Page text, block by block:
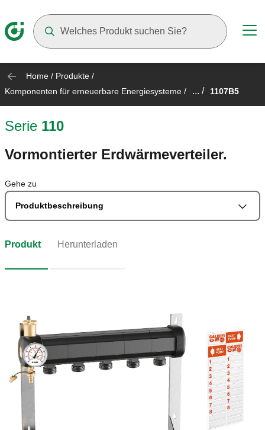
Home / Produkte /
Komponenten für erneuerbare Energiesysteme / ... / 1107B5
Serie 110
Vormontierter Erdwärmeverteiler.
Gehe zu
Produktbeschreibung
Produkt Herunterladen